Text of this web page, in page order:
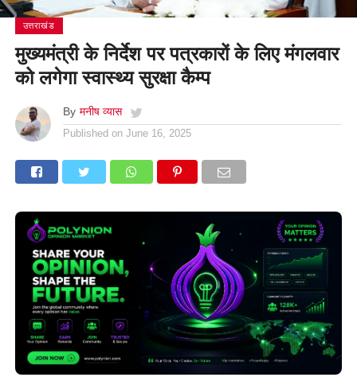
उत्तराखंड
मुख्यमंत्री के निर्देश पर पत्रकारों के लिए मंगलवार
को लगेगा स्वास्थ्य सुरक्षा कैम्प
By मनीष व्यास
Published on June 16, 2025